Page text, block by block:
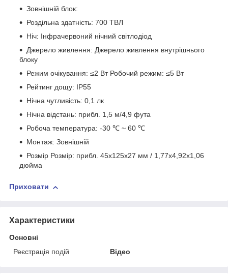
Зовнішній блок:
Роздільна здатність: 700 ТВЛ
Ніч: Інфрачервоний нічний світлодіод
Джерело живлення: Джерело живлення внутрішнього
блоку
Режим очікування: ≤2 Вт Робочий режим: ≤5 Вт
Рейтинг дощу: IP55
Нічна чутливість: 0,1 лк
Нічна відстань: прибл. 1,5 м/4,9 фута
Робоча температура: -30 ℃ ~ 60 ℃
Монтаж: Зовнішній
Розмір Розмір: прибл. 45x125x27 мм / 1,77x4,92x1,06
дюйма
Приховати
Характеристики
Основні
Реєстрація подій
Відео